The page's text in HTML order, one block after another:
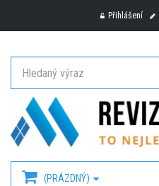
Přihlášení
(PRÁZDNÝ)